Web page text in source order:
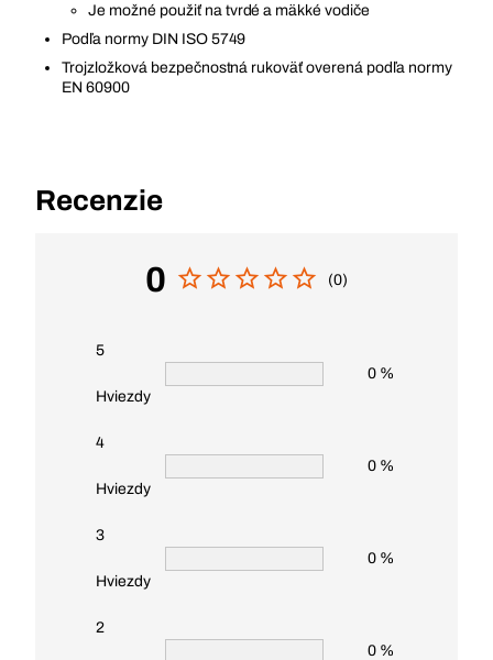
Je možné použiť na tvrdé a mäkké vodiče
Podľa normy DIN ISO 5749
Trojzložková bezpečnostná rukoväť overená podľa normy
EN 60900
Recenzie
0 (0)
5
Hviezdy
0 %
4
Hviezdy
0 %
3
Hviezdy
0 %
2
0 %